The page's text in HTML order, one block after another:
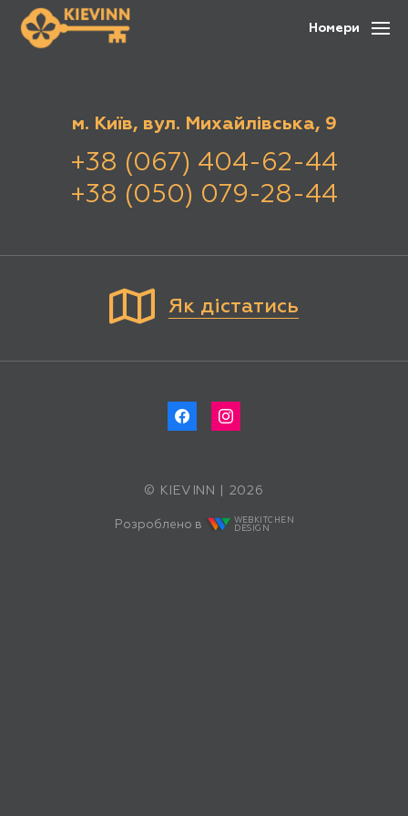
Номери
Як дістатись
м. Київ, вул. Михайлівська, 9
+38 (067) 404-62-44
+38 (050) 079-28-44
© KIEVINN | 2026
Розроблено в
WEBKITCHEN
DESIGN